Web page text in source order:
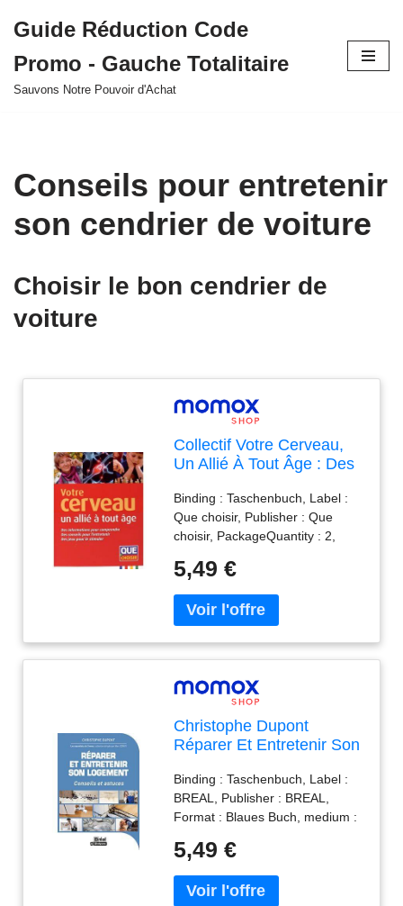
au
contenu
Guide Réduction Code
Promo - Gauche Totalitaire
Sauvons Notre Pouvoir d'Achat
Conseils pour entretenir
son cendrier de voiture
Choisir le bon cendrier de
voiture
Collectif Votre Cerveau,
Un Allié À Tout Âge : Des
Comprendre, Des
Conseils Pour
L'Entretenir, Des Jeux
Pour Le Stimuler
Binding : Taschenbuch, Label :
Que choisir, Publisher : Que
choisir, PackageQuantity : 2,
publicationDate : 2014-11-19,
authors : Collectif, languages :
french, ISBN : 2953482768
5,49 €
Christophe Dupont
Réparer Et Entretenir Son
De Pro Pour Gérer
Pannes, Fuites Et Autres
Tracas
Binding : Taschenbuch, Label :
BREAL, Publisher : BREAL,
Format : Blaues Buch, medium :
110, publicationDate : 2022-02-
15, authors : Christophe Dupont,
ISBN : 2749551536
5,49 €